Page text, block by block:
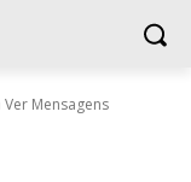
Mensagens